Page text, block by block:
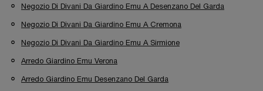
Negozio Di Divani Da Giardino Emu A Desenzano Del Garda
Negozio Di Divani Da Giardino Emu A Cremona
Negozio Di Divani Da Giardino Emu A Sirmione
Arredo Giardino Emu Verona
Arredo Giardino Emu Desenzano Del Garda